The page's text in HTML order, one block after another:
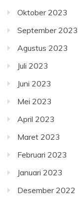
Oktober 2023
September 2023
Agustus 2023
Juli 2023
Juni 2023
Mei 2023
April 2023
Maret 2023
Februari 2023
Januari 2023
Desember 2022